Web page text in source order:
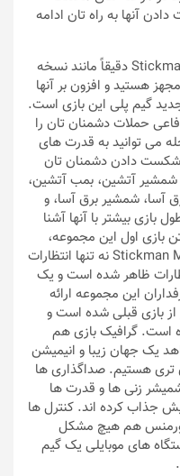
آنها به راه تان ادامه
در بازی Stickman Master II: Dark Earldom دقیقاً مانند نسخه
هستید و افزون بر آنها
گیم پلی این بازی است.
حملات دشمنان تان را
می توانید به قدرت های
شکست دادن دشمنان تان
شمشیر آتشین، بمب آتشین،
آسا، شمشیر برق آسا، و
بازی بیشتر با آنها آشنا
بازی اول این مجموعه،
باید بگوییم Stickman Master II: Dark Earldom نه تنها انتظارات
ظاهر شده است و یک
این مجموعه ارائه
از بازی قبلی شده است و
است. گرافیک بازی هم
یک جهان زیبا و انیمیشن
تری هستیم. صداگذاری ها
زنی ها و قدرت ها
جذاب کرده اند. کنترل ها
هم هیچ مشکل
های موبایلی یک گیم